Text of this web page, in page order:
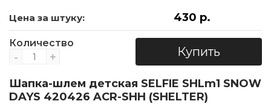
Цена за штуку: 430 р.
Количество
- + Купить
Шапка-шлем детская SELFIE SHLm1 SNOW
DAYS 420426 ACR-SHH (SHELTER)